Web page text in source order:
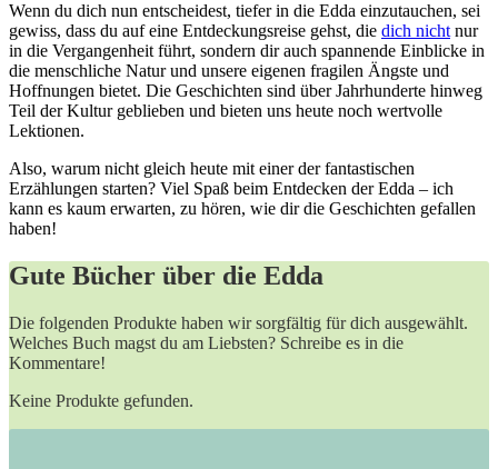
Wenn du dich nun entscheidest, tiefer in die Edda einzutauchen, sei
gewiss, ⁢dass ⁣du auf eine Entdeckungsreise​ gehst, die ⁤ dich nicht nur
in die Vergangenheit führt, sondern dir auch spannende Einblicke in​
die⁢ menschliche ​Natur und unsere​ eigenen fragilen Ängste und ​
Hoffnungen bietet. Die Geschichten sind über Jahrhunderte​ hinweg
Teil der Kultur ‍geblieben ⁣und‌ bieten uns heute noch wertvolle
Lektionen.
Also,‍ warum nicht‍ gleich heute​ mit ​einer‌ der fantastischen
‍Erzählungen starten? Viel Spaß beim​ Entdecken der ⁤Edda – ich
‍kann​ es⁢ kaum erwarten, ⁣zu hören, wie dir die‌ Geschichten gefallen
haben!
Gute Bücher über die Edda
Die folgenden Produkte haben wir sorgfältig für dich ausgewählt.
Welches Buch magst du am Liebsten? Schreibe es in die
Kommentare!
Keine Produkte gefunden.